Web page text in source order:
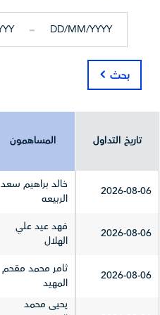
جميع الأرقام بال
العملة في
-
بحث
تاريخ التداول المساهمون
2026-08-06
خالد براهيم سعد
الربيعه
2026-08-06
فهد عيد علي
الهلال
2026-08-06
ثامر محمد مقحم
المهيد
يحيى محمد